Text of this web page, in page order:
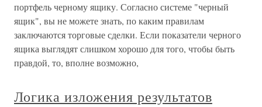
портфель черному ящику. Согласно системе "черный
ящик", вы не можете знать, по каким правилам
заключаются торговые сделки. Если показатели черного
ящика выглядят слишком хорошо для того, чтобы быть
правдой, то, вполне возможно,
Логика изложения результатов